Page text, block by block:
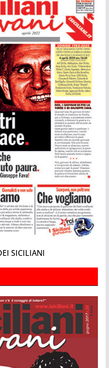
SICILIANI